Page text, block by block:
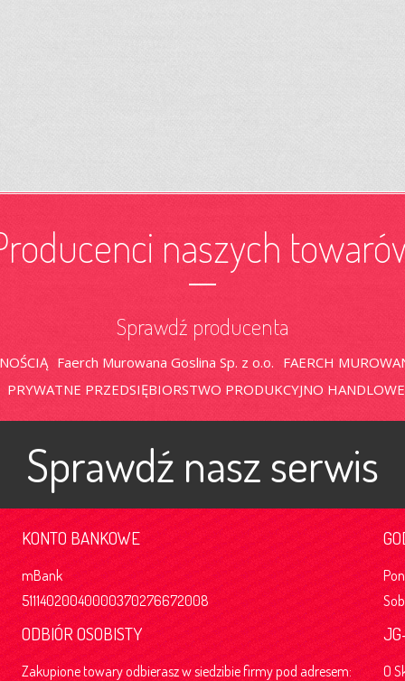
naszych
Sprawdź producenta
Faerch Murowana Goslina Sp. z o.o. FAERCH
PRYWATNE PRZEDSIĘBIORSTWO PRODUKCYJNO
Sprawdź nasz serwis
KONTO BANKOWE
mBank
51114020040000370276672008
ODBIÓR OSOBISTY
Zakupione towary odbierasz w siedzibie firmy pod adresem:
O